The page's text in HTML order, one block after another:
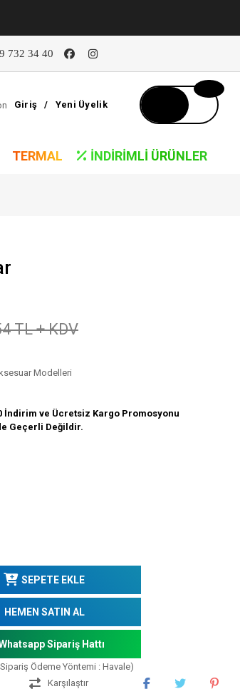
732 34 40
Giriş / Yeni Üyelik
TERMAL İNDIRIMLI ÜRÜNLER
TL + KDV
Modelleri
İndirim ve Ücretsiz Kargo Promosyonu
Geçerli Değildir.
SEPETE EKLE
HEMEN SATIN AL
Sipariş Hattı
Ödeme Yöntemi : Havale)
Karşılaştır